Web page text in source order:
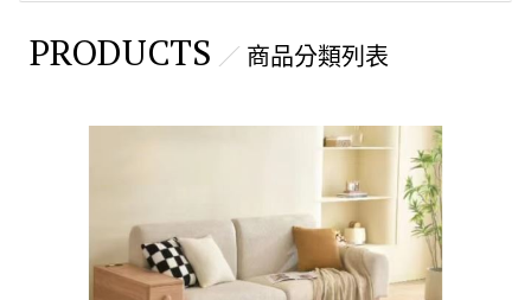
PRODUCTS 商品分類列表